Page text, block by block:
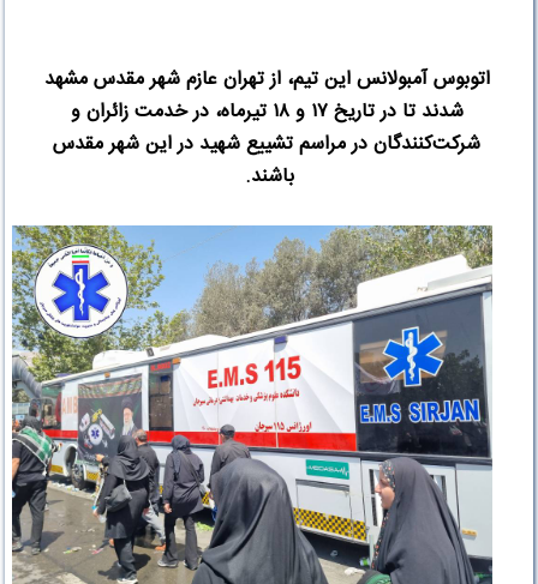
اتوبوس آمبولانس این تیم، از تهران عازم شهر مقدس مشهد
شدند تا در تاریخ۱۷ و۱۸ تیرماه، در خدمت زائران و
شرکت‌کنندگان در مراسم تشییع شهید در این شهر مقدس
باشند.